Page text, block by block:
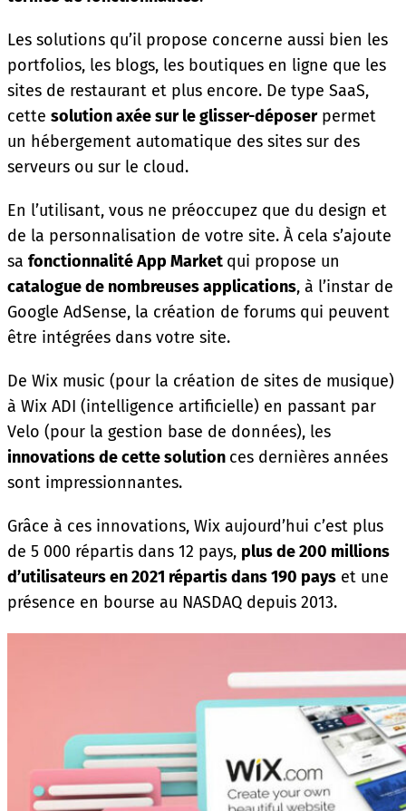
Les solutions qu’il propose concerne aussi bien les
portfolios, les blogs, les boutiques en ligne que les
sites de restaurant et plus encore. De type SaaS,
cette solution axée sur le glisser-déposerpermet
un hébergement automatique des sites sur des
serveurs ou sur le cloud.
En l’utilisant, vous ne préoccupez que du design et
de la personnalisation de votre site. À cela s’ajoute
sa fonctionnalité App Market qui propose un
catalogue de nombreuses applications, à l’instar de
Google AdSense, la création de forums qui peuvent
être intégrées dans votre site.
De Wix music (pour la création de sites de musique)
à Wix ADI (intelligence artificielle) en passant par
Velo (pour la gestion base de données), les
innovations de cette solution ces dernières années
sont impressionnantes.
Grâce à ces innovations, Wix aujourd’hui c’est plus
de 5 000 répartis dans 12 pays, plus de 200 millions
d’utilisateurs en 2021 répartis dans 190 pays et une
présence en bourse au NASDAQ depuis 2013.